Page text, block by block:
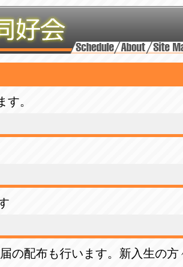
。
の配布も行います。新入生の方